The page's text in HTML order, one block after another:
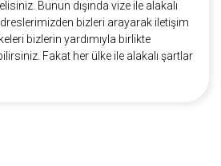
Bunun dışında vize ile alakalı
bizleri arayarak iletişim
bizlerin yardımıyla birlikte
Fakat her ülke ile alakalı şartlar